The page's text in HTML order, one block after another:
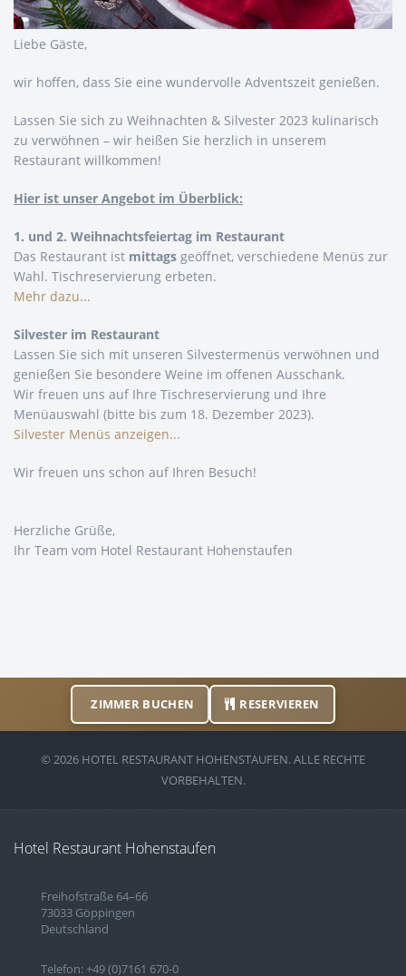
Liebe Gäste,
wir hoffen, dass Sie eine wundervolle Adventszeit genießen.
Lassen Sie sich zu Weihnachten & Silvester 2023 kulinarisch
zu verwöhnen – wir heißen Sie herzlich in unserem
Restaurant willkommen!
Hier ist unser Angebot im Überblick:
1. und 2. Weihnachtsfeiertag im Restaurant
Das Restaurant ist mittags geöffnet, verschiedene Menüs zur
Wahl. Tischreservierung erbeten.
Mehr dazu...
Silvester im Restaurant
Lassen Sie sich mit unseren Silvestermenüs verwöhnen und
genießen Sie besondere Weine im offenen Ausschank.
Wir freuen uns auf Ihre Tischreservierung und Ihre
Menüauswahl (bitte bis zum 18. Dezember 2023).
Silvester Menüs anzeigen...
Wir freuen uns schon auf Ihren Besuch!
Herzliche Grüße,
Ihr Team vom Hotel Restaurant Hohenstaufen
ZIMMER BUCHEN RESERVIEREN
© 2026 HOTEL RESTAURANT HOHENSTAUFEN. ALLE RECHTE
VORBEHALTEN.
Hotel Restaurant Hohenstaufen
Freihofstraße 64–66
73033 Göppingen
Deutschland
Telefon: +49 (0)7161 670-0